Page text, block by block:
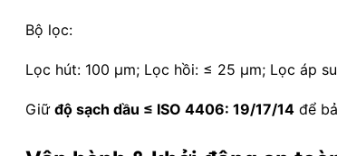
Bộ lọc:
Lọc hút: 100 µm; Lọc hồi: ≤ 25 µm; Lọc áp
Giữ độ sạch dầu ≤ ISO 4406: 19/17/14 để